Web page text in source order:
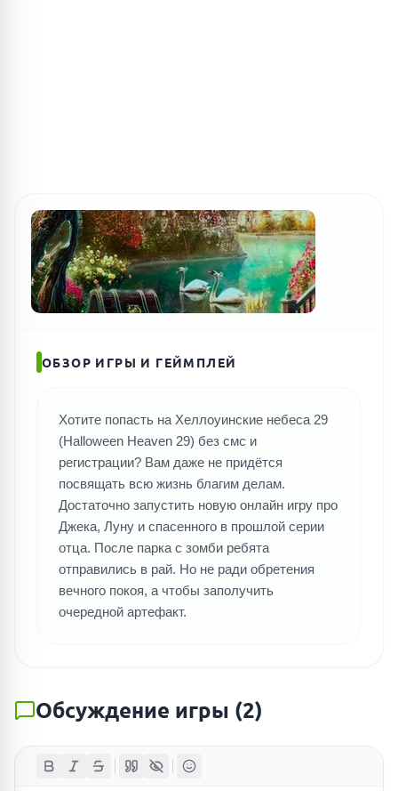
ОБЗОР ИГРЫ И ГЕЙМПЛЕЙ
Хотите попасть на Хеллоуинские небеса 29
(Halloween Heaven 29) без смс и
регистрации? Вам даже не придётся
посвящать всю жизнь благим делам.
Достаточно запустить новую онлайн игру про
Джека, Луну и спасенного в прошлой серии
отца. После парка с зомби ребята
отправились в рай. Но не ради обретения
вечного покоя, а чтобы заполучить
очередной артефакт.
Обсуждение игры (2)